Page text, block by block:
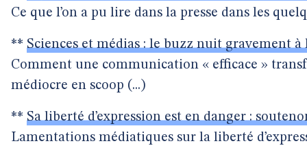
Ce que l’on a pu lire dans la presse dans les
** Sciences et médias : le buzz nuit gravement à
Comment une communication « efficace »
médiocre en scoop (...)
** Sa liberté d’expression est en danger :
Lamentations médiatiques sur la liberté